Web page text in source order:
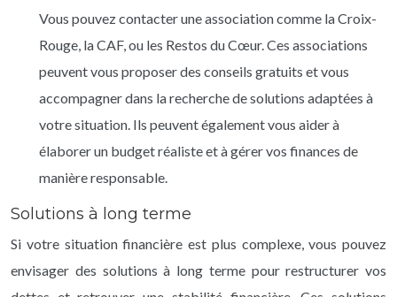
Vous pouvez contacter une association comme la Croix-
Rouge, la CAF, ou les Restos du Cœur. Ces associations
peuvent vous proposer des conseils gratuits et vous
accompagner dans la recherche de solutions adaptées à
votre situation. Ils peuvent également vous aider à
élaborer un budget réaliste et à gérer vos finances de
manière responsable.
Solutions à long terme
Si votre situation financière est plus complexe, vous pouvez
envisager des solutions à long terme pour restructurer vos